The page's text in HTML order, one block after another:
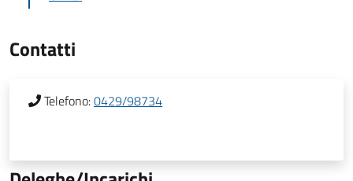
Contatti
Telefono:0429/98734